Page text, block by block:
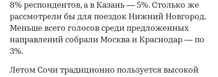
8% респондентов, а в Казань — 5%. Столько же
рассмотрели бы для поездок Нижний Новгород.
Меньше всего голосов среди предложенных
направлений собрали Москва и Краснодар — по
3%.
Летом Сочи традиционно пользуется высокой